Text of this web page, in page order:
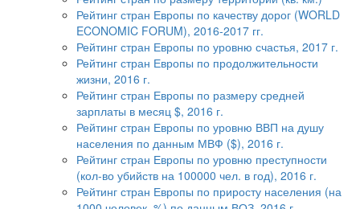
Рейтинг стран Европы по качеству дорог (WORLD
ECONOMIC FORUM), 2016-2017 гг.
Рейтинг стран Европы по уровню счастья, 2017 г.
Рейтинг стран Европы по продолжительности
жизни, 2016 г.
Рейтинг стран Европы по размеру средней
зарплаты в месяц $, 2016 г.
Рейтинг стран Европы по уровню ВВП на душу
населения по данным МВФ ($), 2016 г.
Рейтинг стран Европы по уровню преступности
(кол-во убийств на 100000 чел. в год), 2016 г.
Рейтинг стран Европы по приросту населения (на